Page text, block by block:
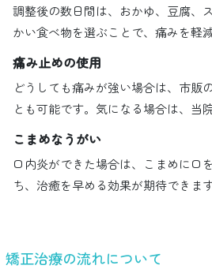
調整後の数日間は、おかゆ、豆腐、
かい食べ物を選ぶことで、痛みを軽
痛み止めの使用
どうしても痛みが強い場合は、市販
とも可能です。気になる場合は、当
こまめなうがい
口内炎ができた場合は、こまめに口
ち、治癒を早める効果が期待できます
矯正治療の流れについて